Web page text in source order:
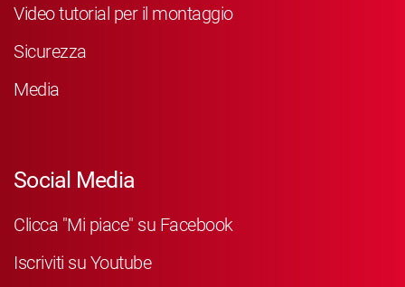
Video tutorial per il montaggio
Sicurezza
Media
Social Media
Clicca "Mi piace" su Facebook
Iscriviti su Youtube